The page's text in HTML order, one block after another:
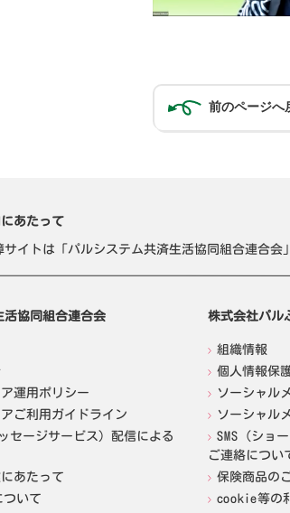
前のページへ
あたって
イトは「パルシステム共済生活協同組合連合
活協同組合連合会
運用ポリシー
ご利用ガイドライン
セージサービス）配信による
あたって
いて
株式会社パル
組織情報
個人情報保
ソーシャル
ソーシャル
SMS（ショ
ご連絡につい
保険商品の
cookie等の